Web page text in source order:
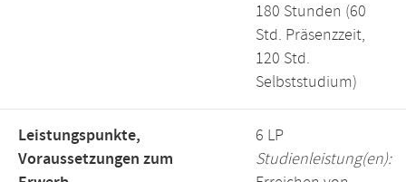
180 Stunden (60
Std. Präsenzzeit,
120 Std.
Selbststudium)
Leistungspunkte,
Voraussetzungen zum
6 LP
Studienleistung(en):